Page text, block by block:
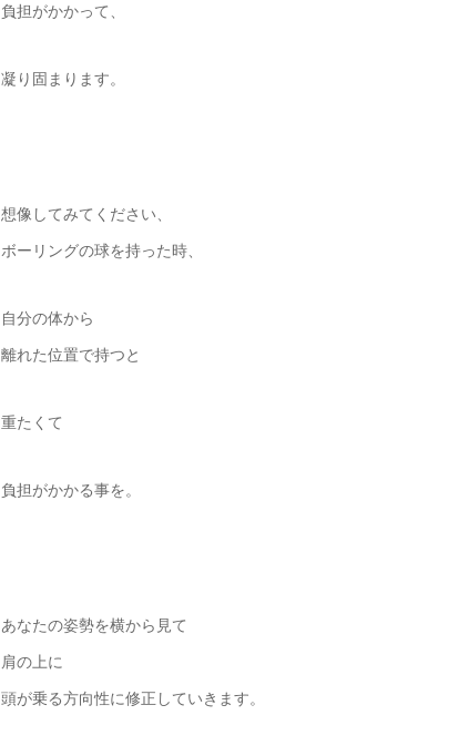
負担がかかって、
凝り固まります。
想像してみてください、
ボーリングの球を持った時、
自分の体から
離れた位置で持つと
重たくて
負担がかかる事を。
あなたの姿勢を横から見て
肩の上に
頭が乗る方向性に修正していきます。